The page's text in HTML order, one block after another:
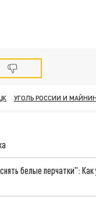
УГОЛЬ РОССИИ И
белые перчатки": Как